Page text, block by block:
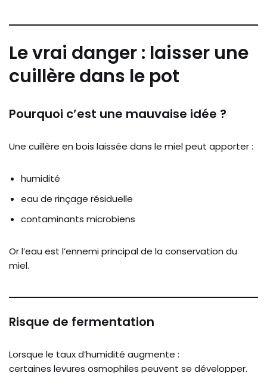
Le vrai danger : laisser une
cuillère dans le pot
Pourquoi c’est une mauvaise idée ?
Une cuillère en bois laissée dans le miel peut apporter :
humidité
eau de rinçage résiduelle
contaminants microbiens
Or l’eau est l’ennemi principal de la conservation du
miel.
Risque de fermentation
Lorsque le taux d’humidité augmente :
certaines levures osmophiles peuvent se développer.